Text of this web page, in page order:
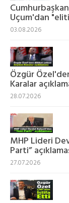
Uçum'dan
03.08.2026
Özgür
Karalar
28.07.2026
MHP Lideri
Parti”
27.07.2026